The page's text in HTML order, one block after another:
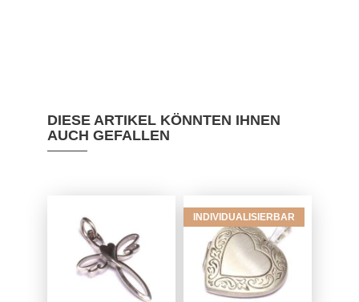
DIESE ARTIKEL KÖNNTEN IHNEN
AUCH GEFALLEN
INDIVIDUALISIERBAR